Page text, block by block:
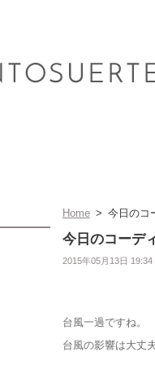
Home > 今日のコ
今日のコーデ
2015年05月13日 19:34
台風一過ですね。
台風の影響は大丈